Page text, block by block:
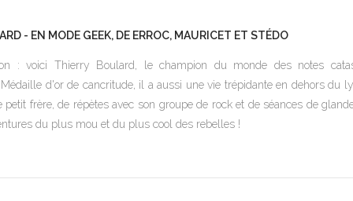
- EN MODE GEEK, DE ERROC, MAURICET ET STÉDO
: voici Thierry Boulard, le champion du monde des notes
d'or de cancritude, il a aussi une vie trépidante en dehors du
petit frère, de répètes avec son groupe de rock et de séances de
du plus mou et du plus cool des rebelles !